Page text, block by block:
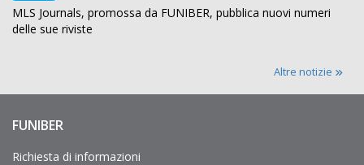
MLS Journals, promossa da FUNIBER, pubblica nuovi numeri
delle sue riviste
Altre notizie
Enlaces
interés
FUNIBER
Richiesta di informazioni